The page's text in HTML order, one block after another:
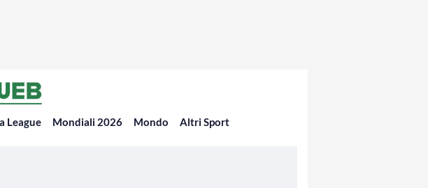
League Mondiali 2026 Mondo Altri Sport